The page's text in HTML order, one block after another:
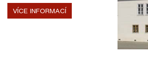
VÍCE INFORMACÍ